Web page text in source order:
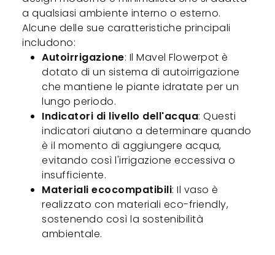
a qualsiasi ambiente interno o esterno.
Alcune delle sue caratteristiche principali
includono:
Autoirrigazione: Il Mavel Flowerpot è
dotato di un sistema di autoirrigazione
che mantiene le piante idratate per un
lungo periodo.
Indicatori di livello dell'acqua: Questi
indicatori aiutano a determinare quando
è il momento di aggiungere acqua,
evitando così l'irrigazione eccessiva o
insufficiente.
Materiali ecocompatibili: Il vaso è
realizzato con materiali eco-friendly,
sostenendo così la sostenibilità
ambientale.